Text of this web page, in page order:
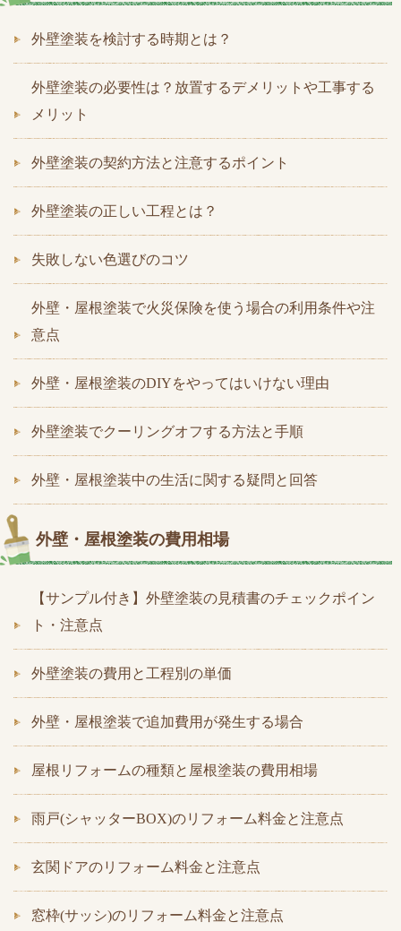
外壁塗装を検討する時期とは？
外壁塗装の必要性は？放置するデメリットや工事する
メリット
外壁塗装の契約方法と注意するポイント
外壁塗装の正しい工程とは？
失敗しない色選びのコツ
外壁・屋根塗装で火災保険を使う場合の利用条件や注
意点
外壁・屋根塗装のDIYをやってはいけない理由
外壁塗装でクーリングオフする方法と手順
外壁・屋根塗装中の生活に関する疑問と回答
外壁・屋根塗装の費用相場
【サンプル付き】外壁塗装の見積書のチェックポイン
ト・注意点
外壁塗装の費用と工程別の単価
外壁・屋根塗装で追加費用が発生する場合
屋根リフォームの種類と屋根塗装の費用相場
雨戸(シャッターBOX)のリフォーム料金と注意点
玄関ドアのリフォーム料金と注意点
窓枠(サッシ)のリフォーム料金と注意点